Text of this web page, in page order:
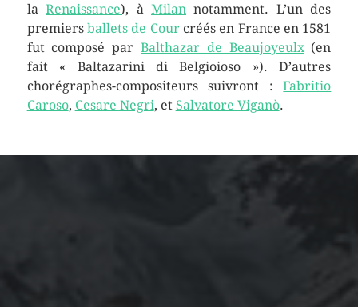
laRenaissance), à Milan notamment. L’un des
premiers ballets de Courcréés en France en 1581
fut composé par Balthazar de Beaujoyeulx(en
fait « Baltazarini di Belgioioso »). D’autres
chorégraphes-compositeurs suivront :Fabritio
Caroso, Cesare Negri, et Salvatore Viganò.